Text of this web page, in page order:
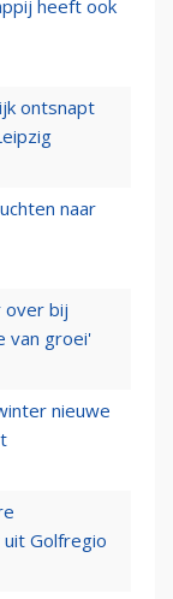
heeft ook
ontsnapt
naar
over bij
van groei'
nieuwe
Golfregio